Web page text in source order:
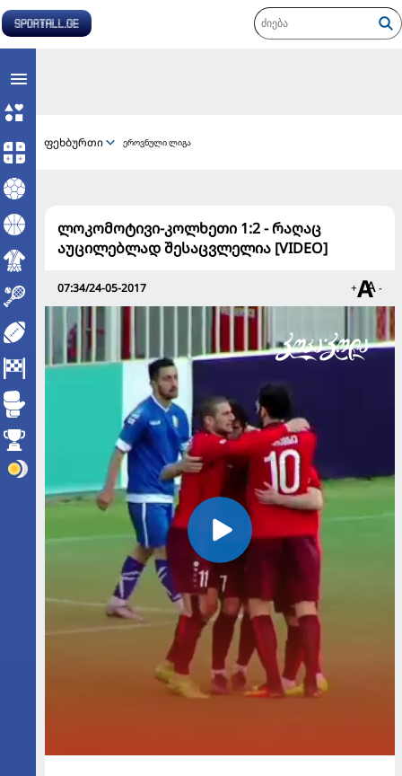
ფეხბურთი ეროვნული ლიგა
ლოკომოტივი-კოლხეთი 1:2 - რაღაც
აუცილებლად შესაცვლელია [VIDEO]
07:34/24-05-2017 + -